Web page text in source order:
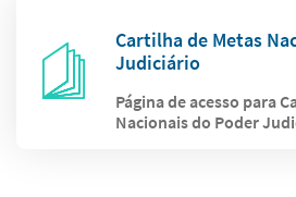
Cartilha de Metas
Judiciário
Página de acesso para
Nacionais do Poder